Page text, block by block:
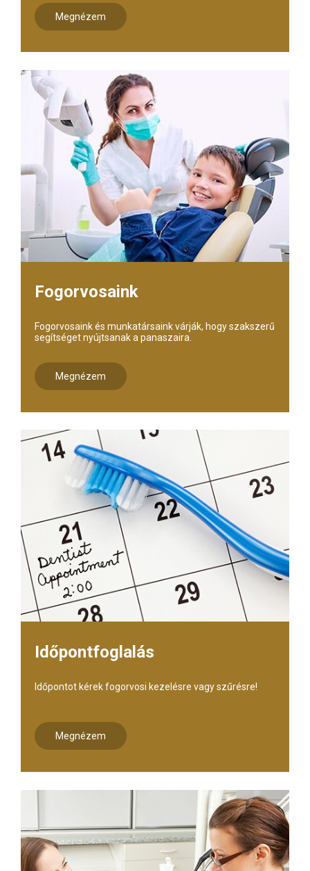
Megnézem
Fogorvosaink
Fogorvosaink és munkatársaink várják, hogy szakszerű
segítséget nyújtsanak a panaszaira.
Megnézem
Időpontfoglalás
Időpontot kérek fogorvosi kezelésre vagy szűrésre!
Megnézem